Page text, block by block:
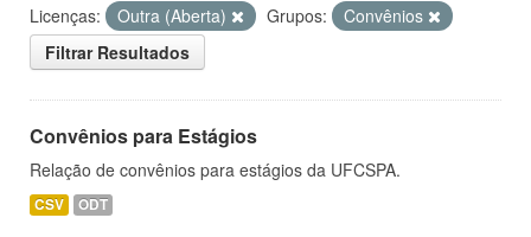
Licenças: Outra (Aberta) Grupos:
Convênios
Filtrar Resultados
Convênios para Estágios
Relação de convênios para estágios da UFCSPA.
CSV ODT